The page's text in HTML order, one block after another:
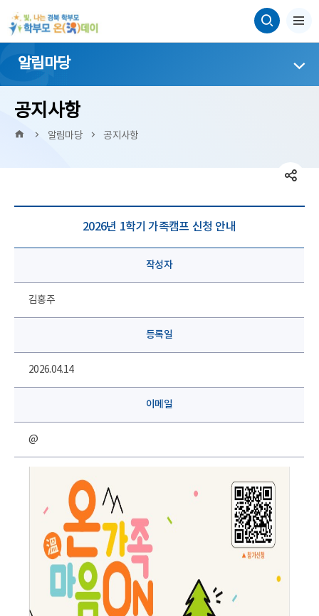
알림마당
공지사항
HOME알림마당 공지사항
공
트
SNS
2026년 1학기 가족캠프 신청 안내
작성자
김홍주
등록일
2026.04.14
이메일
@